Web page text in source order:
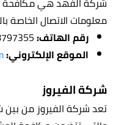
معلومات الاتصال الخاصة
رقم الهاتف:
الموقع الإلكتروني:
شركة الفيروز
تعد شركة الفيروز من بين